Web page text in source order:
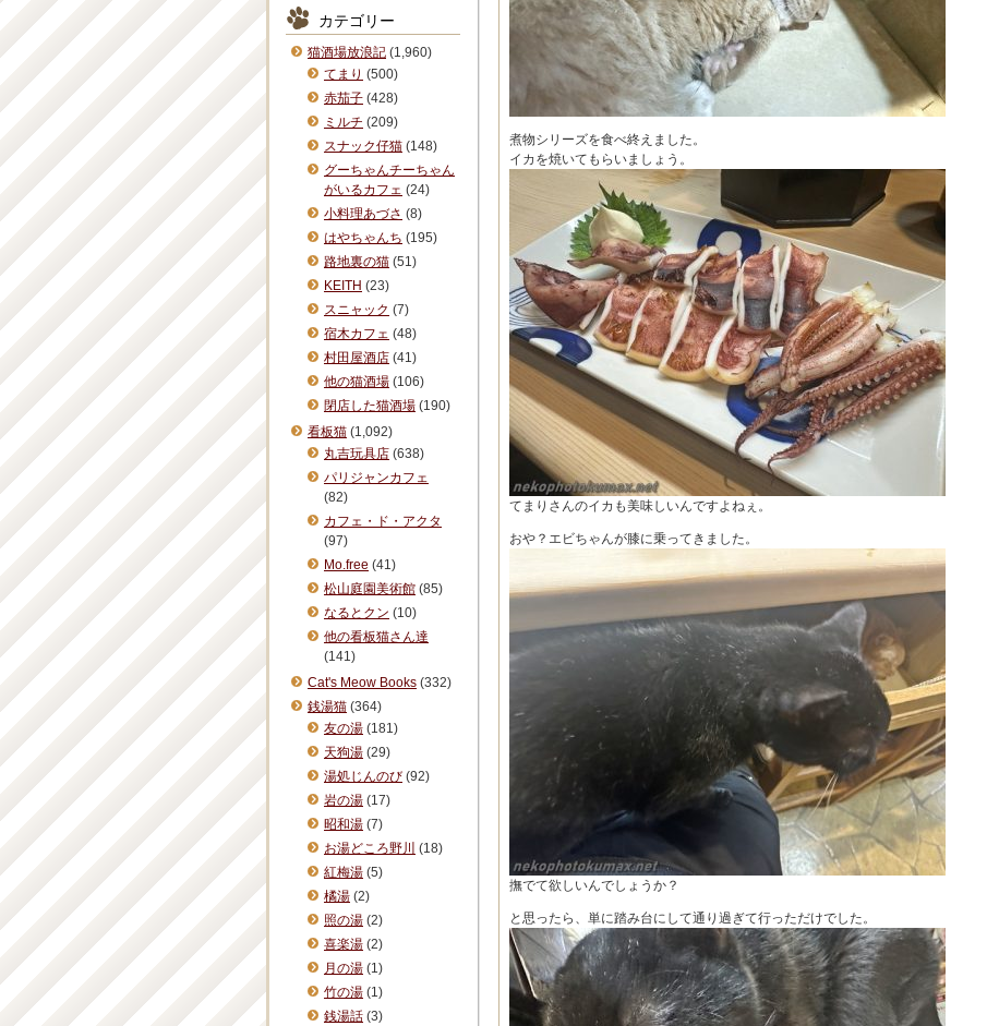
煮物シリーズを食べ終えました。
イカを焼いてもらいましょう。
てまりさんのイカも美味しいんですよねぇ。
おや？エビちゃんが膝に乗ってきました。
撫でて欲しいんでしょうか？
と思ったら、単に踏み台にして通り過ぎて行っただけでした。
カテゴリー
猫酒場放浪記 (1,960)
てまり (500)
赤茄子 (428)
ミルチ (209)
スナック仔猫 (148)
グーちゃんチーちゃん
がいるカフェ (24)
小料理あづさ (8)
はやちゃんち (195)
路地裏の猫 (51)
KEITH (23)
スニャック (7)
宿木カフェ (48)
村田屋酒店 (41)
他の猫酒場 (106)
閉店した猫酒場 (190)
看板猫 (1,092)
丸吉玩具店 (638)
パリジャンカフェ
(82)
カフェ・ド・アクタ
(97)
Mo.free (41)
松山庭園美術館 (85)
なるとクン (10)
他の看板猫さん達
(141)
Cat's Meow Books (332)
銭湯猫 (364)
友の湯 (181)
天狗湯 (29)
湯処じんのび (92)
岩の湯 (17)
昭和湯 (7)
お湯どころ野川 (18)
紅梅湯 (5)
橘湯 (2)
照の湯 (2)
喜楽湯 (2)
月の湯 (1)
竹の湯 (1)
銭湯話 (3)